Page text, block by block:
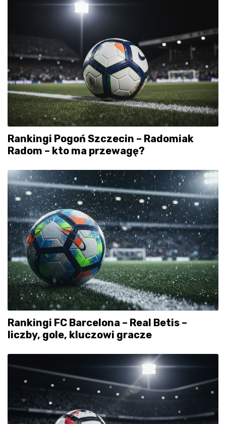
Rankingi Pogoń Szczecin – Radomiak
Radom – kto ma przewagę?
Rankingi FC Barcelona – Real Betis –
liczby, gole, kluczowi gracze